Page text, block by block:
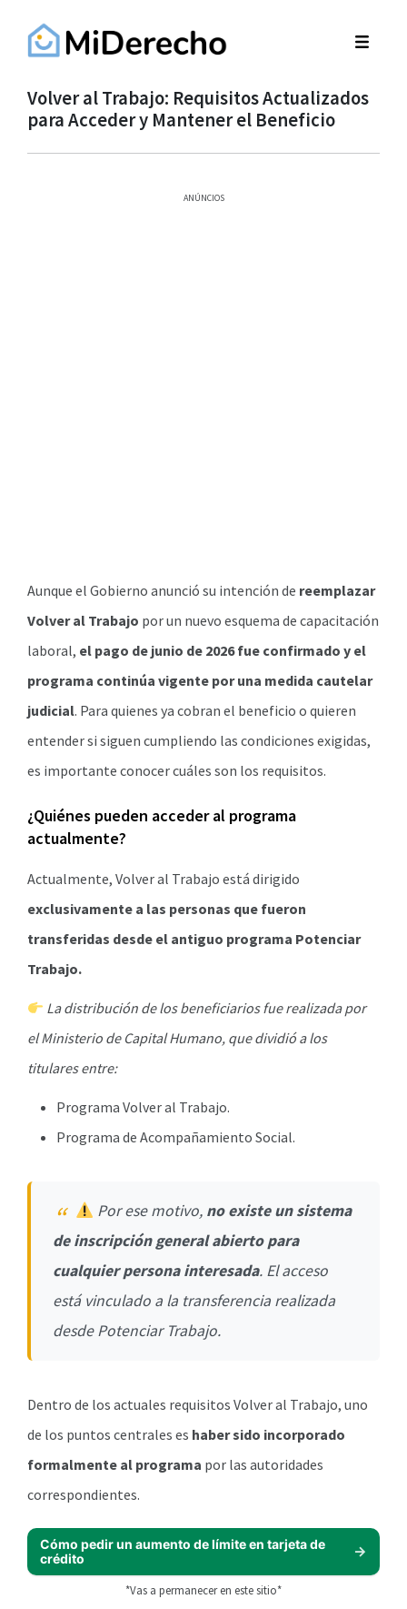
Volver al Trabajo: Requisitos Actualizados
para Acceder y Mantener el Beneficio
ANÚNCIOS
Aunque el Gobierno anunció su intención de reemplazar
Volver al Trabajo por un nuevo esquema de capacitación
laboral, el pago de junio de 2026 fue confirmado y el
programa continúa vigente por una medida cautelar
judicial. Para quienes ya cobran el beneficio o quieren
entender si siguen cumpliendo las condiciones exigidas,
es importante conocer cuáles son los requisitos.
¿Quiénes pueden acceder al programa
actualmente?
Actualmente, Volver al Trabajo está dirigido
exclusivamente a las personas que fueron
transferidas desde el antiguo programa Potenciar
Trabajo.
La distribución de los beneficiarios fue realizada por
el Ministerio de Capital Humano, que dividió a los
titulares entre:
Programa Volver al Trabajo.
Programa de Acompañamiento Social.
Por ese motivo, no existe un sistema
de inscripción general abierto para
cualquier persona interesada. El acceso
está vinculado a la transferencia realizada
desde Potenciar Trabajo.
Dentro de los actuales requisitos Volver al Trabajo, uno
de los puntos centrales es haber sido incorporado
formalmente al programa por las autoridades
correspondientes.
Cómo pedir un aumento de límite en tarjeta de
crédito
*Vas a permanecer en este sitio*